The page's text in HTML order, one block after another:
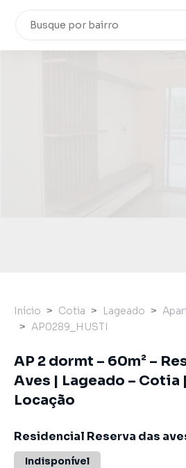
Início Cotia Lageado
AP0289_HUSTI
AP 2 dormt – 60m² –
Aves | Lageado – Cotia
Locação
Residencial Reserva das
Indisponível